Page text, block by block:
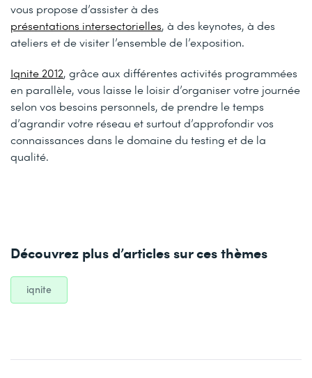
vous propose d’assister à des
présentations intersectorielles, à des keynotes, à des
ateliers et de visiter l’ensemble de l’exposition.
Iqnite 2012, grâce aux différentes activités programmées
en parallèle, vous laisse le loisir d’organiser votre journée
selon vos besoins personnels, de prendre le temps
d’agrandir votre réseau et surtout d’approfondir vos
connaissances dans le domaine du testing et de la
qualité.
Découvrez plus d’articles sur ces thèmes
iqnite